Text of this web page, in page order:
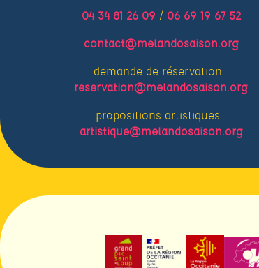
04 34 81 26 09 / 06 69 19 67 52
contact@melandosaison.org
demande de réservation :
reservation@melandosaison.org
propositions artistiques :
artistique@melandosaison.org